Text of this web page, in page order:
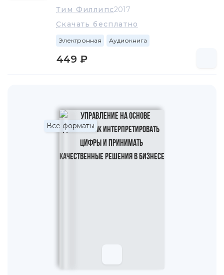
Тим Филлипс2017
Скачать бесплатно
Электронная Аудиокнига
449 ₽
Все форматы